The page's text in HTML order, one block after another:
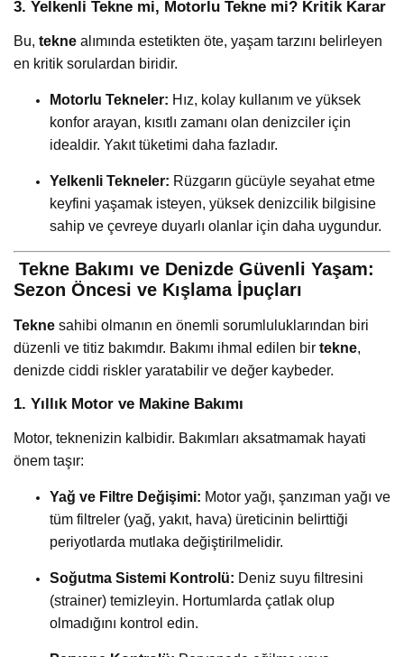
3. Yelkenli Tekne mi, Motorlu Tekne mi? Kritik Karar
Bu, tekne alımında estetikten öte, yaşam tarzını belirleyen
en kritik sorulardan biridir.
Motorlu Tekneler: Hız, kolay kullanım ve yüksek
konfor arayan, kısıtlı zamanı olan denizciler için
idealdir. Yakıt tüketimi daha fazladır.
Yelkenli Tekneler: Rüzgarın gücüyle seyahat etme
keyfini yaşamak isteyen, yüksek denizcilik bilgisine
sahip ve çevreye duyarlı olanlar için daha uygundur.
️ Tekne Bakımı ve Denizde Güvenli Yaşam:
Sezon Öncesi ve Kışlama İpuçları
Tekne sahibi olmanın en önemli sorumluluklarından biri
düzenli ve titiz bakımdır. Bakımı ihmal edilen bir tekne,
denizde ciddi riskler yaratabilir ve değer kaybeder.
1. Yıllık Motor ve Makine Bakımı
Motor, teknenizin kalbidir. Bakımları aksatmamak hayati
önem taşır:
Yağ ve Filtre Değişimi: Motor yağı, şanzıman yağı ve
tüm filtreler (yağ, yakıt, hava) üreticinin belirttiği
periyotlarda mutlaka değiştirilmelidir.
Soğutma Sistemi Kontrolü: Deniz suyu filtresini
(strainer) temizleyin. Hortumlarda çatlak olup
olmadığını kontrol edin.